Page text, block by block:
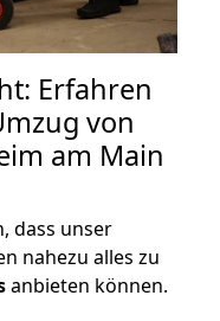
Erfahren
von
am Main
dass unser
nahezu alles zu
anbieten können.